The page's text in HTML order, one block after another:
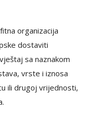
organizacija
dostaviti
sa naznakom
vrste i iznosa
ili drugoj vrijednosti,